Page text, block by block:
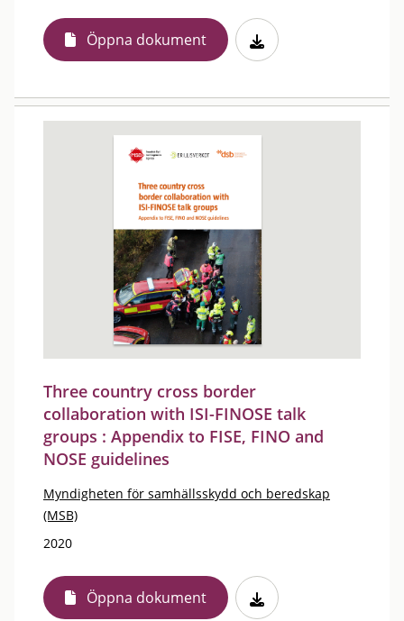
Öppna dokument
Three country cross border
collaboration with ISI-FINOSE talk
groups : Appendix to FISE, FINO and
NOSE guidelines
Myndigheten för samhällsskydd och beredskap
(MSB)
2020
Öppna dokument